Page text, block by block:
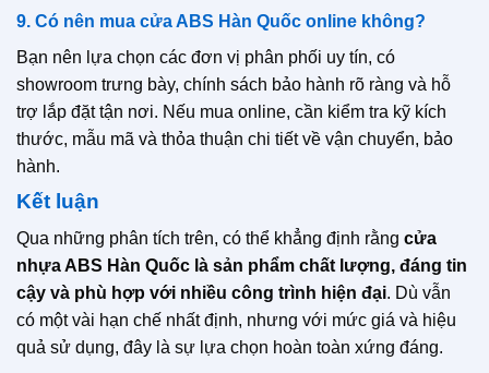
9. Có nên mua cửa ABS Hàn Quốc online không?
Bạn nên lựa chọn các đơn vị phân phối uy tín, có
showroom trưng bày, chính sách bảo hành rõ ràng và hỗ
trợ lắp đặt tận nơi. Nếu mua online, cần kiểm tra kỹ kích
thước, mẫu mã và thỏa thuận chi tiết về vận chuyển, bảo
hành.
Kết luận
Qua những phân tích trên, có thể khẳng định rằng cửa
nhựa ABS Hàn Quốc là sản phẩm chất lượng, đáng tin
cậy và phù hợp với nhiều công trình hiện đại. Dù vẫn
có một vài hạn chế nhất định, nhưng với mức giá và hiệu
quả sử dụng, đây là sự lựa chọn hoàn toàn xứng đáng.